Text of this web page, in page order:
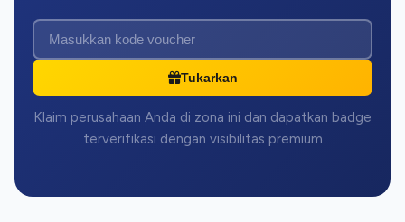
Tukarkan
Klaim perusahaan Anda di zona ini dan dapatkan badge
terverifikasi dengan visibilitas premium